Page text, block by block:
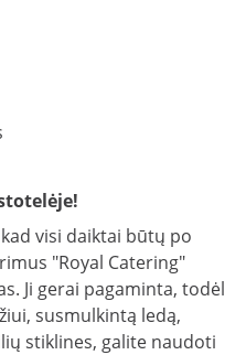
visi daiktai būtų po
"Royal Catering"
Ji gerai pagaminta, todėl
susmulkintą ledą,
stiklines, galite naudoti